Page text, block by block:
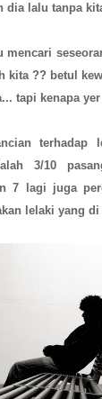
dia lalu tanpa
mencari
kita ?? betul
tapi kenapa
terhadap
3/10
7 lagi juga
lelaki yang